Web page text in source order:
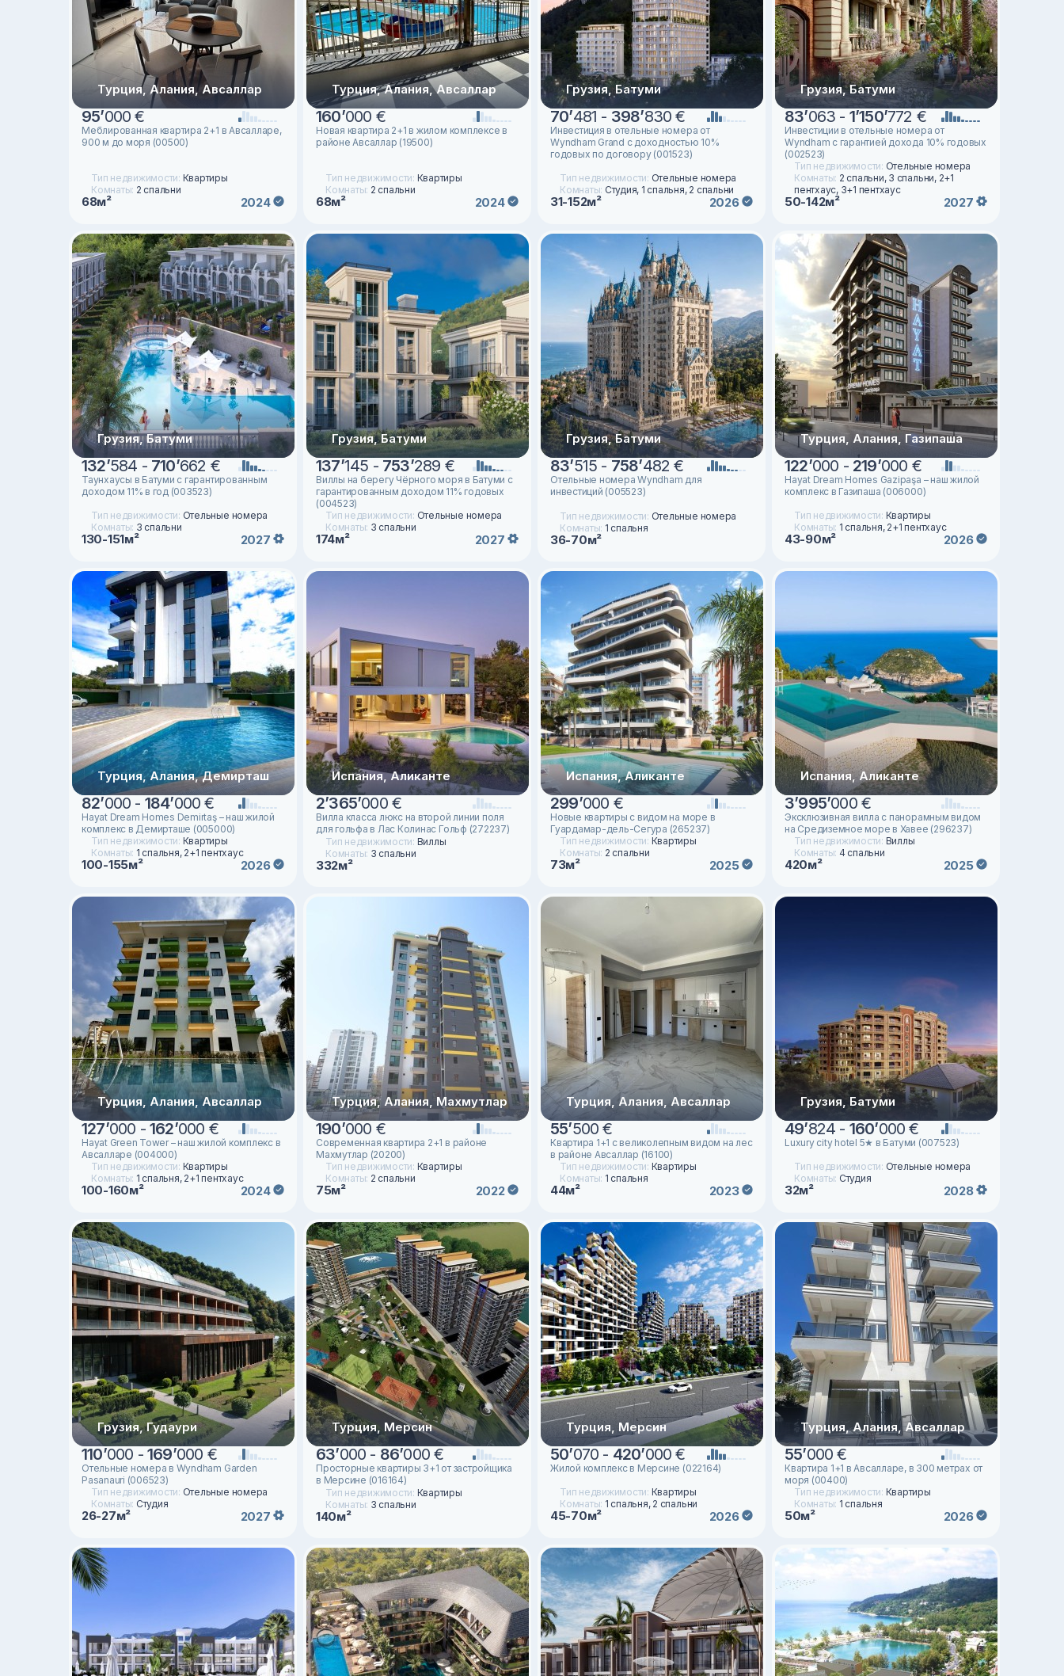
Турция, Алания, Авсаллар
95’000 €
Меблированная квартира 2+1 в Авсалларе,
900 м до моря (00500)
Тип недвижимости: Квартиры
Комнаты: 2 спальни
68м² 2024
Турция, Алания, Авсаллар
160’000 €
Новая квартира 2+1 в жилом комплексе в
районе Авсаллар (19500)
Тип недвижимости: Квартиры
Комнаты: 2 спальни
68м² 2024
Грузия, Батуми
70’481 - 398’830 €
Инвестиция в отельные номера от
Wyndham Grand с доходностью 10%
годовых по договору (001523)
Тип недвижимости: Отельные номера
Комнаты: Студия, 1 спальня, 2 спальни
31-152м² 2026
Грузия, Батуми
83’063 - 1’150’772 €
Инвестиции в отельные номера от
Wyndham с гарантией дохода 10% годовых
(002523)
Тип недвижимости: Отельные номера
Комнаты: 2 спальни, 3 спальни, 2+1
пентхаус, 3+1 пентхаус
50-142м² 2027
Грузия, Батуми
132’584 - 710’662 €
Таунхаусы в Батуми с гарантированным
доходом 11% в год (003523)
Тип недвижимости: Отельные номера
Комнаты: 3 спальни
130-151м² 2027
Грузия, Батуми
137’145 - 753’289 €
Виллы на берегу Чёрного моря в Батуми с
гарантированным доходом 11% годовых
(004523)
Тип недвижимости: Отельные номера
Комнаты: 3 спальни
174м² 2027
Грузия, Батуми
83’515 - 758’482 €
Отельные номера Wyndham для
инвестиций (005523)
Тип недвижимости: Отельные номера
Комнаты: 1 спальня
36-70м²
Турция, Алания, Газипаша
122’000 - 219’000 €
Hayat Dream Homes Gazipaşa – наш жилой
комплекс в Газипаша (006000)
Тип недвижимости: Квартиры
Комнаты: 1 спальня, 2+1 пентхаус
43-90м² 2026
Турция, Алания, Демирташ
82’000 - 184’000 €
Hayat Dream Homes Demirtaş – наш жилой
комплекс в Демирташе (005000)
Тип недвижимости: Квартиры
Комнаты: 1 спальня, 2+1 пентхаус
100-155м² 2026
Испания, Аликанте
2’365’000 €
Вилла класса люкс на второй линии поля
для гольфа в Лас Колинас Гольф (272237)
Тип недвижимости: Виллы
Комнаты: 3 спальни
332м²
Испания, Аликанте
299’000 €
Новые квартиры с видом на море в
Гуардамар-дель-Сегура (265237)
Тип недвижимости: Квартиры
Комнаты: 2 спальни
73м² 2025
Испания, Аликанте
3’995’000 €
Эксклюзивная вилла с панорамным видом
на Средиземное море в Хавее (296237)
Тип недвижимости: Виллы
Комнаты: 4 спальни
420м² 2025
Турция, Алания, Авсаллар
127’000 -162’000 €
Hayat Green Tower – наш жилой комплекс в
Авсалларе (004000)
Тип недвижимости: Квартиры
Комнаты: 1 спальня, 2+1 пентхаус
100-160м² 2024
Турция, Алания, Махмутлар
190’000 €
Современная квартира 2+1 в районе
Махмутлар (20200)
Тип недвижимости: Квартиры
Комнаты: 2 спальни
75м² 2022
Турция, Алания, Авсаллар
55’500 €
Квартира 1+1 с великолепным видом на лес
в районе Авсаллар (16100)
Тип недвижимости: Квартиры
Комнаты: 1 спальня
44м² 2023
Грузия, Батуми
49’824 - 160’000 €
Luxury city hotel 5★ в Батуми (007523)
Тип недвижимости: Отельные номера
Комнаты: Студия
32м² 2028
Грузия, Гудаури
110’000 -169’000 €
Отельные номера в Wyndham Garden
Pasanauri (006523)
Тип недвижимости: Отельные номера
Комнаты: Студия
26-27м² 2027
Турция, Мерсин
63’000 - 86’000 €
Просторные квартиры 3+1 от застройщика
в Мерсине (016164)
Тип недвижимости: Квартиры
Комнаты: 3 спальни
140м²
Турция, Мерсин
50’070 - 420’000 €
Жилой комплекс в Мерсине (022164)
Тип недвижимости: Квартиры
Комнаты: 1 спальня, 2 спальни
45-70м² 2026
Турция, Алания, Авсаллар
55’000 €
Квартира 1+1 в Авсалларе, в 300 метрах от
моря (00400)
Тип недвижимости: Квартиры
Комнаты: 1 спальня
50м² 2026